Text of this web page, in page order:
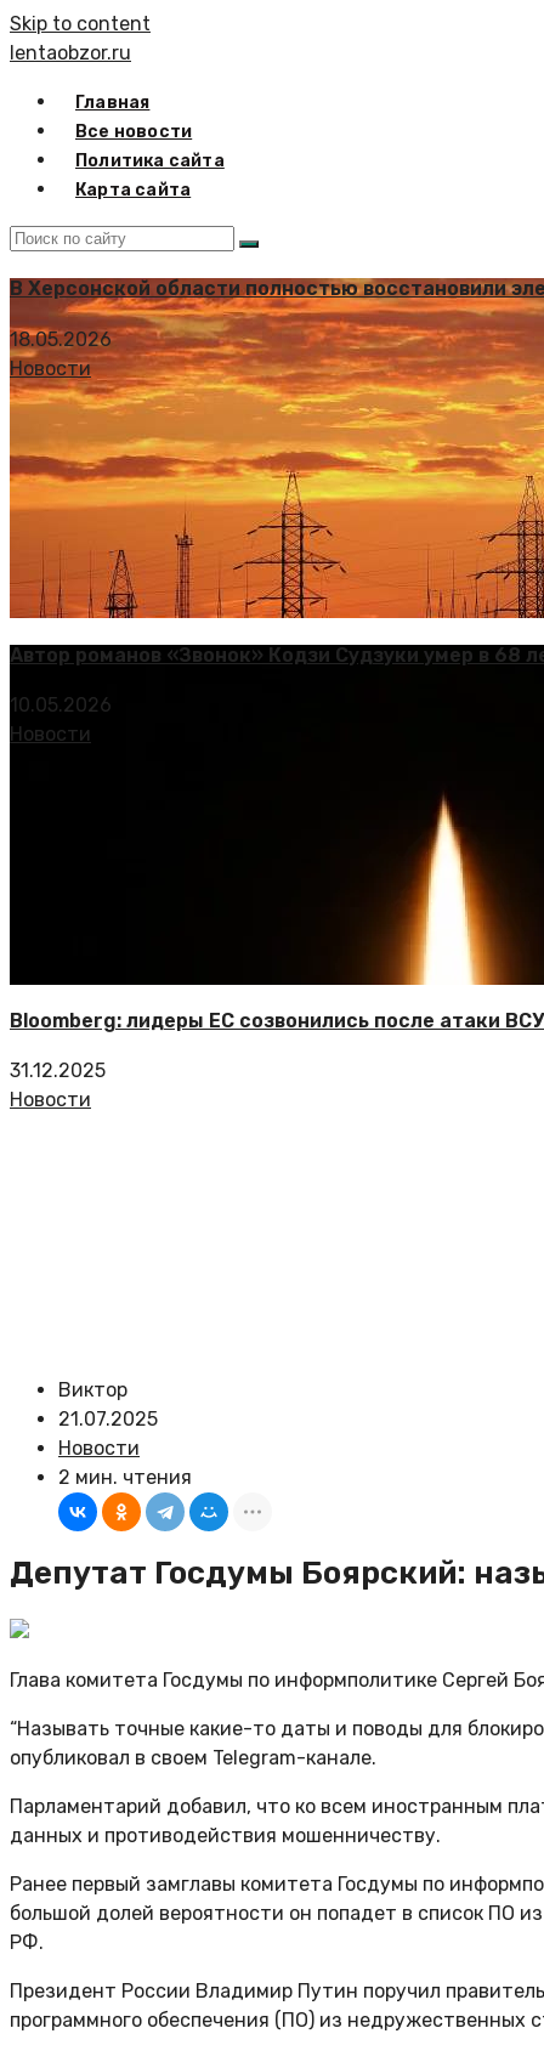
Skip to content
lentaobzor.ru
Главная
Все новости
Политика сайта
Карта сайта
В Херсонской области полностью восстановили
18.05.2026
Новости
Автор романов «Звонок» Кодзи Судзуки умер в 68
10.05.2026
Новости
Bloomberg: лидеры ЕС созвонились после атаки
31.12.2025
Новости
Виктор
21.07.2025
Новости
2 мин. чтения
Депутат Госдумы Боярский:
Глава комитета Госдумы по информполитике Сергей
“Называть точные какие-то даты и поводы для
опубликовал в своем Telegram-канале.
Парламентарий добавил, что ко всем иностранным
данных и противодействия мошенничеству.
Ранее первый замглавы комитета Госдумы по
большой долей вероятности он попадет в список ПО
РФ.
Президент России Владимир Путин поручил
программного обеспечения (ПО) из недружественных